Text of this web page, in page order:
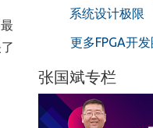
系统设计极限
更多FPGA开
张国斌专栏